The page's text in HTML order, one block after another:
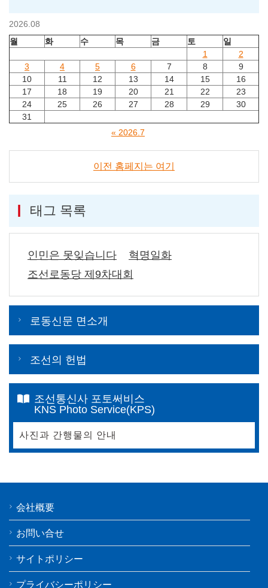
2026.08
월
화 수 목 금 토
일
1
2
3
4 5 6 7 8
9
10
11 12 13 14 15
16
17
18 19 20 21 22
23
24
25 26 27 28 29
30
31
« 2026.7
이전 홈페지는 여기
태그 목록
인민은 못잊습니다
혁명일화
조선로동당 제9차대회
로동신문 면소개
조선의 헌법
조선통신사 포토써비스
KNS Photo Service(KPS)
사진과 간행물의 안내
会社概要
お問い合せ
サイトポリシー
プライバシーポリシー